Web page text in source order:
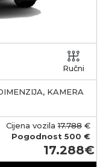
Ručni
KAMERA
Cijena vozila17.788 €
Pogodnost 500 €
17.288